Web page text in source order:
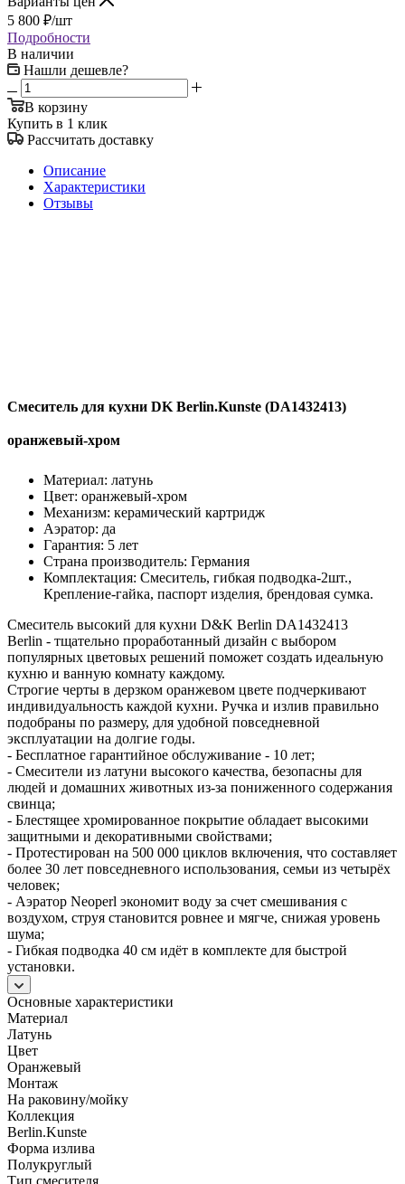
5 800 ₽/шт
Подробности
В наличии
Нашли дешевле?
В корзину
Купить в 1 клик
Рассчитать доставку
Описание
Характеристики
Отзывы
Смеситель для кухни DK Berlin.Kunste (DA1432413)
оранжевый-хром
Материал: латунь
Цвет: оранжевый-хром
Механизм: керамический картридж
Аэратор: да
Гарантия: 5 лет
Страна производитель: Германия
Комплектация: Смеситель, гибкая подводка-2шт.,
Крепление-гайка, паспорт изделия, брендовая сумка.
Смеситель высокий для кухни D&K Berlin DA1432413
Berlin - тщательно проработанный дизайн с выбором
популярных цветовых решений поможет создать идеальную
кухню и ванную комнату каждому.
Строгие черты в дерзком оранжевом цвете подчеркивают
индивидуальность каждой кухни. Ручка и излив правильно
подобраны по размеру, для удобной повседневной
эксплуатации на долгие годы.
- Бесплатное гарантийное обслуживание - 10 лет;
- Смесители из латуни высокого качества, безопасны для
людей и домашних животных из-за пониженного содержания
свинца;
- Блестящее хромированное покрытие обладает высокими
защитными и декоративными свойствами;
- Протестирован на 500 000 циклов включения, что составляет
более 30 лет повседневного использования, семьи из четырёх
человек;
- Аэратор Neoperl экономит воду за счет смешивания с
воздухом, струя становится ровнее и мягче, снижая уровень
шума;
- Гибкая подводка 40 см идёт в комплекте для быстрой
установки.
Основные характеристики
Материал
Латунь
Цвет
Оранжевый
Монтаж
На раковину/мойку
Коллекция
Berlin.Kunste
Форма излива
Полукруглый
Тип смесителя